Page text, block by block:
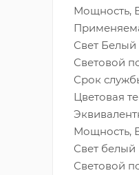
Мощность,
Свет Белый
Световой
Срок
Цветовая
Мощность,
Свет белый
Световой